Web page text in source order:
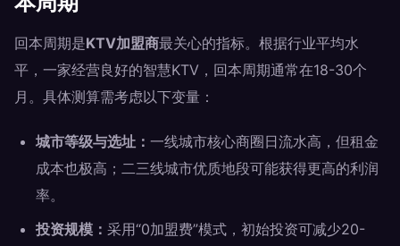
回本周期是KTV加盟商最关心的指标。根据行业平均水
平，一家经营良好的智慧KTV，回本周期通常在18-30个
月。具体测算需考虑以下变量：
城市等级与选址： 一线城市核心商圈日流水高，但租金
成本也极高；二三线城市优质地段可能获得更高的利润
率。
投资规模： 采用“0加盟费”模式，初始投资可减少20-